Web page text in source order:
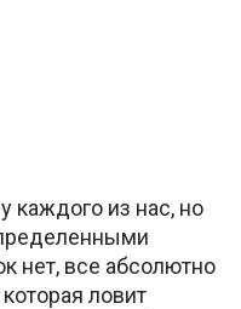
каждого из нас, но
нет, все абсолютно
ловит